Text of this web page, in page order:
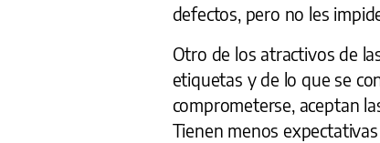
defectos, pero no les
Otro de los atractivos de
etiquetas y de lo que se
comprometerse, aceptan
Tienen menos